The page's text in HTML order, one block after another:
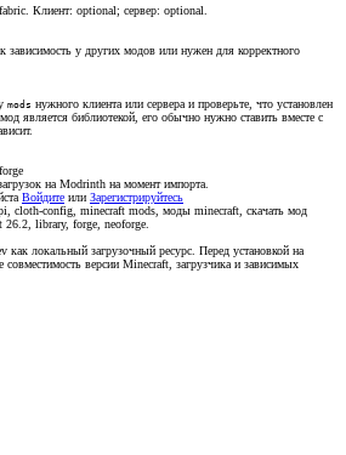
Клиент: optional; сервер: optional.
зависимость у других модов или нужен для корректного
mods нужного клиента или сервера и проверьте, что установлен
является библиотекой, его обычно нужно ставить вместе с
на Modrinth на момент импорта.
Войдите или Зарегистрируйтесь
cloth-config, minecraft mods, моды minecraft, скачать мод
library, forge, neoforge.
как локальный загрузочный ресурс. Перед установкой на
совместимость версии Minecraft, загрузчика и зависимых